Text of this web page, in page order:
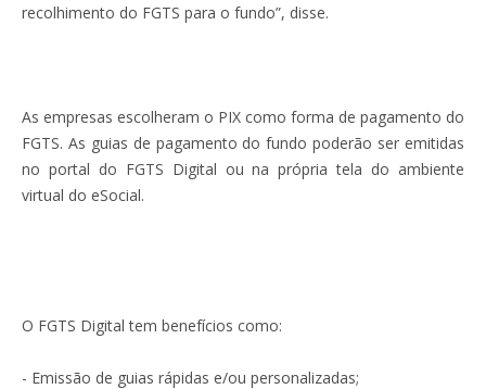
recolhimento do FGTS para o fundo”, disse.
As empresas escolheram o PIX como forma de pagamento do
FGTS. As guias de pagamento do fundo poderão ser emitidas
no portal do FGTS Digital ou na própria tela do ambiente
virtual do eSocial.
O FGTS Digital tem benefícios como:
- Emissão de guias rápidas e/ou personalizadas;